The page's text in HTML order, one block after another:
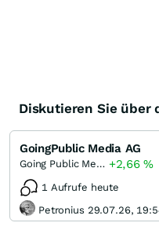
Diskutieren Sie über
GoingPublic Media AG
Going Public Media +2,66%
1 Aufrufe heute
Petronius 29.07.26,